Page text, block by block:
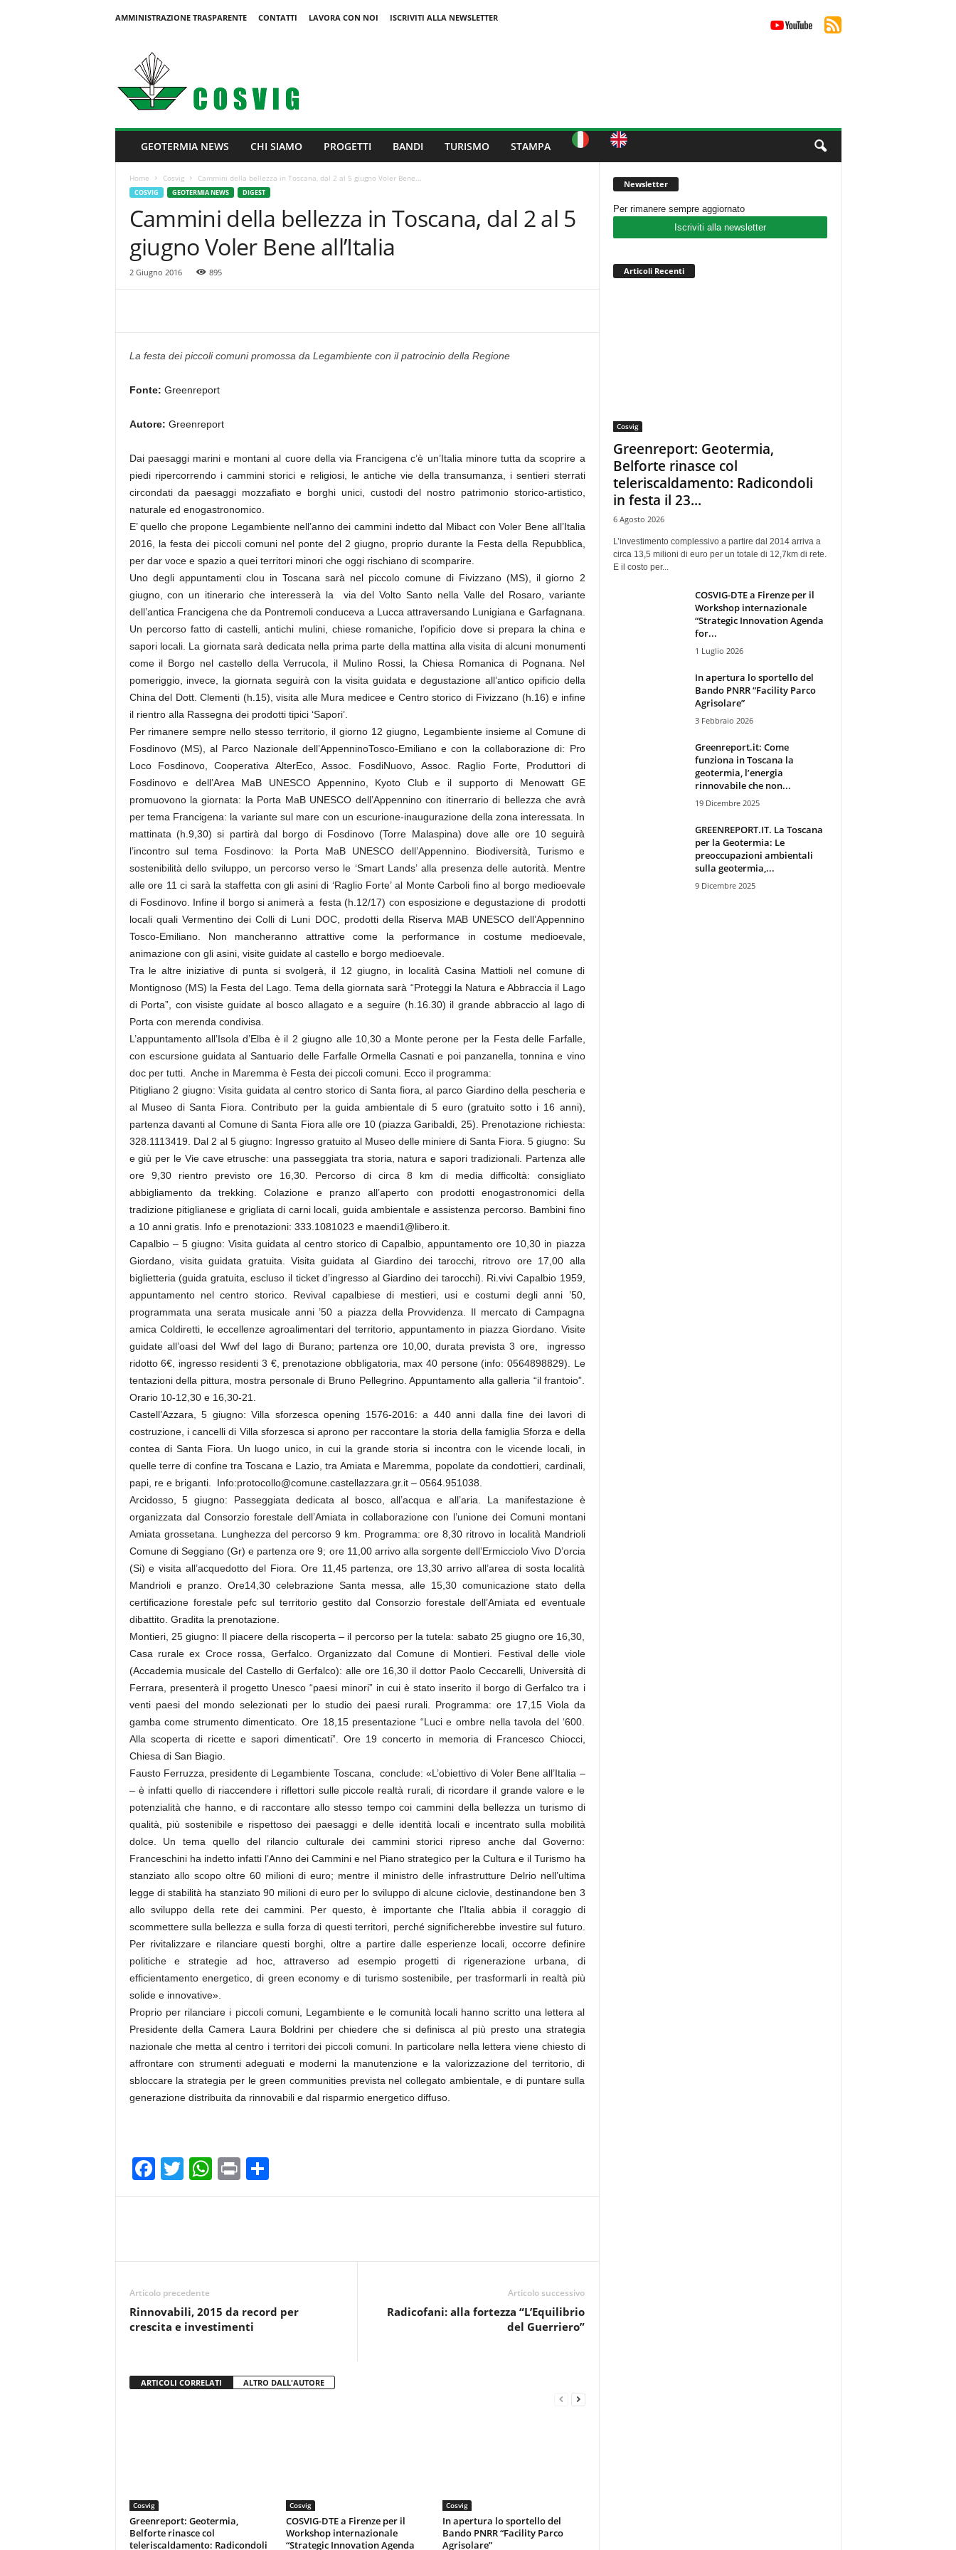
AMMINISTRAZIONE TRASPARENTE CONTATTI LAVORA CON NOI ISCRIVITI ALLA NEWSLETTER
GEOTERMIA NEWS CHI SIAMO PROGETTI BANDI TURISMO STAMPA
Home Cosvig Cammini della bellezza in Toscana, dal 2 al 5 giugno Voler Bene...
COSVIG GEOTERMIA NEWS DIGEST
Cammini della bellezza in Toscana, dal 2 al 5
giugno Voler Bene all’Italia
2 Giugno 2016 895
La festa dei piccoli comuni promossa da Legambiente con il patrocinio della Regione
Fonte: Greenreport
Autore: Greenreport
Dai paesaggi marini e montani al cuore della via Francigena c’è un’Italia minore tutta da scoprire a
piedi ripercorrendo i cammini storici e religiosi, le antiche vie della transumanza, i sentieri sterrati
circondati da paesaggi mozzafiato e borghi unici, custodi del nostro patrimonio storico-artistico,
naturale ed enogastronomico.
E’ quello che propone Legambiente nell’anno dei cammini indetto dal Mibact con Voler Bene all’Italia
2016, la festa dei piccoli comuni nel ponte del 2 giugno, proprio durante la Festa della Repubblica,
per dar voce e spazio a quei territori minori che oggi rischiano di scomparire.
Uno degli appuntamenti clou in Toscana sarà nel piccolo comune di Fivizzano (MS), il giorno 2
giugno, con un itinerario che interesserà la via del Volto Santo nella Valle del Rosaro, variante
dell’antica Francigena che da Pontremoli conduceva a Lucca attraversando Lunigiana e Garfagnana.
Un percorso fatto di castelli, antichi mulini, chiese romaniche, l’opificio dove si prepara la china e
sapori locali. La giornata sarà dedicata nella prima parte della mattina alla visita di alcuni monumenti
come il Borgo nel castello della Verrucola, il Mulino Rossi, la Chiesa Romanica di Pognana. Nel
pomeriggio, invece, la giornata seguirà con la visita guidata e degustazione all’antico opificio della
China del Dott. Clementi (h.15), visita alle Mura medicee e Centro storico di Fivizzano (h.16) e infine
il rientro alla Rassegna dei prodotti tipici ‘Sapori’.
Per rimanere sempre nello stesso territorio, il giorno 12 giugno, Legambiente insieme al Comune di
Fosdinovo (MS), al Parco Nazionale dell’AppenninoTosco-Emiliano e con la collaborazione di: Pro
Loco Fosdinovo, Cooperativa AlterEco, Assoc. FosdiNuovo, Assoc. Raglio Forte, Produttori di
Fosdinovo e dell’Area MaB UNESCO Appennino, Kyoto Club e il supporto di Menowatt GE
promuovono la giornata: la Porta MaB UNESCO dell’Appennino con itinerrario di bellezza che avrà
per tema Francigena: la variante sul mare con un escurione-inaugurazione della zona interessata. In
mattinata (h.9,30) si partirà dal borgo di Fosdinovo (Torre Malaspina) dove alle ore 10 seguirà
l’incontro sul tema Fosdinovo: la Porta MaB UNESCO dell’Appennino. Biodiversità, Turismo e
sostenibilità dello sviluppo, un percorso verso le ‘Smart Lands’ alla presenza delle autorità. Mentre
alle ore 11 ci sarà la staffetta con gli asini di ‘Raglio Forte’ al Monte Carboli fino al borgo medioevale
di Fosdinovo. Infine il borgo si animerà a festa (h.12/17) con esposizione e degustazione di prodotti
locali quali Vermentino dei Colli di Luni DOC, prodotti della Riserva MAB UNESCO dell’Appennino
Tosco-Emiliano. Non mancheranno attrattive come la performance in costume medioevale,
animazione con gli asini, visite guidate al castello e borgo medioevale.
Tra le altre iniziative di punta si svolgerà, il 12 giugno, in località Casina Mattioli nel comune di
Montignoso (MS) la Festa del Lago. Tema della giornata sarà “Proteggi la Natura e Abbraccia il Lago
di Porta”, con visiste guidate al bosco allagato e a seguire (h.16.30) il grande abbraccio al lago di
Porta con merenda condivisa.
L’appuntamento all’Isola d’Elba è il 2 giugno alle 10,30 a Monte perone per la Festa delle Farfalle,
con escursione guidata al Santuario delle Farfalle Ormella Casnati e poi panzanella, tonnina e vino
doc per tutti. Anche in Maremma è Festa dei piccoli comuni. Ecco il programma:
Pitigliano 2 giugno: Visita guidata al centro storico di Santa fiora, al parco Giardino della pescheria e
al Museo di Santa Fiora. Contributo per la guida ambientale di 5 euro (gratuito sotto i 16 anni),
partenza davanti al Comune di Santa Fiora alle ore 10 (piazza Garibaldi, 25). Prenotazione richiesta:
328.1113419. Dal 2 al 5 giugno: Ingresso gratuito al Museo delle miniere di Santa Fiora. 5 giugno: Su
e giù per le Vie cave etrusche: una passeggiata tra storia, natura e sapori tradizionali. Partenza alle
ore 9,30 rientro previsto ore 16,30. Percorso di circa 8 km di media difficoltà: consigliato
abbigliamento da trekking. Colazione e pranzo all’aperto con prodotti enogastronomici della
tradizione pitiglianese e grigliata di carni locali, guida ambientale e assistenza percorso. Bambini fino
a 10 anni gratis. Info e prenotazioni: 333.1081023 e maendi1@libero.it.
Capalbio – 5 giugno: Visita guidata al centro storico di Capalbio, appuntamento ore 10,30 in piazza
Giordano, visita guidata gratuita. Visita guidata al Giardino dei tarocchi, ritrovo ore 17,00 alla
biglietteria (guida gratuita, escluso il ticket d’ingresso al Giardino dei tarocchi). Ri.vivi Capalbio 1959,
appuntamento nel centro storico. Revival capalbiese di mestieri, usi e costumi degli anni ’50,
programmata una serata musicale anni ’50 a piazza della Provvidenza. Il mercato di Campagna
amica Coldiretti, le eccellenze agroalimentari del territorio, appuntamento in piazza Giordano. Visite
guidate all’oasi del Wwf del lago di Burano; partenza ore 10,00, durata prevista 3 ore, ingresso
ridotto 6€, ingresso residenti 3 €, prenotazione obbligatoria, max 40 persone (info: 0564898829). Le
tentazioni della pittura, mostra personale di Bruno Pellegrino. Appuntamento alla galleria “il frantoio”.
Orario 10-12,30 e 16,30-21.
Castell’Azzara, 5 giugno: Villa sforzesca opening 1576-2016: a 440 anni dalla fine dei lavori di
costruzione, i cancelli di Villa sforzesca si aprono per raccontare la storia della famiglia Sforza e della
contea di Santa Fiora. Un luogo unico, in cui la grande storia si incontra con le vicende locali, in
quelle terre di confine tra Toscana e Lazio, tra Amiata e Maremma, popolate da condottieri, cardinali,
papi, re e briganti. Info:protocollo@comune.castellazzara.gr.it – 0564.951038.
Arcidosso, 5 giugno: Passeggiata dedicata al bosco, all’acqua e all’aria. La manifestazione è
organizzata dal Consorzio forestale dell’Amiata in collaborazione con l’unione dei Comuni montani
Amiata grossetana. Lunghezza del percorso 9 km. Programma: ore 8,30 ritrovo in località Mandrioli
Comune di Seggiano (Gr) e partenza ore 9; ore 11,00 arrivo alla sorgente dell’Ermicciolo Vivo D’orcia
(Si) e visita all’acquedotto del Fiora. Ore 11,45 partenza, ore 13,30 arrivo all’area di sosta località
Mandrioli e pranzo. Ore14,30 celebrazione Santa messa, alle 15,30 comunicazione stato della
certificazione forestale pefc sul territorio gestito dal Consorzio forestale dell’Amiata ed eventuale
dibattito. Gradita la prenotazione.
Montieri, 25 giugno: Il piacere della riscoperta – il percorso per la tutela: sabato 25 giugno ore 16,30,
Casa rurale ex Croce rossa, Gerfalco. Organizzato dal Comune di Montieri. Festival delle viole
(Accademia musicale del Castello di Gerfalco): alle ore 16,30 il dottor Paolo Ceccarelli, Università di
Ferrara, presenterà il progetto Unesco “paesi minori” in cui è stato inserito il borgo di Gerfalco tra i
venti paesi del mondo selezionati per lo studio dei paesi rurali. Programma: ore 17,15 Viola da
gamba come strumento dimenticato. Ore 18,15 presentazione “Luci e ombre nella tavola del ‘600.
Alla scoperta di ricette e sapori dimenticati”. Ore 19 concerto in memoria di Francesco Chiocci,
Chiesa di San Biagio.
Fausto Ferruzza, presidente di Legambiente Toscana, conclude: «L’obiettivo di Voler Bene all’Italia –
– è infatti quello di riaccendere i riflettori sulle piccole realtà rurali, di ricordare il grande valore e le
potenzialità che hanno, e di raccontare allo stesso tempo coi cammini della bellezza un turismo di
qualità, più sostenibile e rispettoso dei paesaggi e delle identità locali e incentrato sulla mobilità
dolce. Un tema quello del rilancio culturale dei cammini storici ripreso anche dal Governo:
Franceschini ha indetto infatti l’Anno dei Cammini e nel Piano strategico per la Cultura e il Turismo ha
stanziato allo scopo oltre 60 milioni di euro; mentre il ministro delle infrastrutture Delrio nell’ultima
legge di stabilità ha stanziato 90 milioni di euro per lo sviluppo di alcune ciclovie, destinandone ben 3
allo sviluppo della rete dei cammini. Per questo, è importante che l’Italia abbia il coraggio di
scommettere sulla bellezza e sulla forza di questi territori, perché significherebbe investire sul futuro.
Per rivitalizzare e rilanciare questi borghi, oltre a partire dalle esperienze locali, occorre definire
politiche e strategie ad hoc, attraverso ad esempio progetti di rigenerazione urbana, di
efficientamento energetico, di green economy e di turismo sostenibile, per trasformarli in realtà più
solide e innovative».
Proprio per rilanciare i piccoli comuni, Legambiente e le comunità locali hanno scritto una lettera al
Presidente della Camera Laura Boldrini per chiedere che si definisca al più presto una strategia
nazionale che metta al centro i territori dei piccoli comuni. In particolare nella lettera viene chiesto di
affrontare con strumenti adeguati e moderni la manutenzione e la valorizzazione del territorio, di
sbloccare la strategia per le green communities prevista nel collegato ambientale, e di puntare sulla
generazione distribuita da rinnovabili e dal risparmio energetico diffuso.
F
a
b
o
k
T
wi
W
h
A
p
Pr
in o
vi
Articolo precedente
Rinnovabili, 2015 da record per
crescita e investimenti
Articolo successivo
Radicofani: alla fortezza “L’Equilibrio
del Guerriero”
ARTICOLI CORRELATI ALTRO DALL'AUTORE
Cosvig
Greenreport: Geotermia,
Belforte rinasce col
teleriscaldamento: Radicondoli
Cosvig
COSVIG-DTE a Firenze per il
Workshop internazionale
“Strategic Innovation Agenda
Cosvig
In apertura lo sportello del
Bando PNRR “Facility Parco
Agrisolare”
Newsletter
Per rimanere sempre aggiornato
Iscriviti alla newsletter
Articoli Recenti
Cosvig
Greenreport: Geotermia,
Belforte rinasce col
teleriscaldamento: Radicondoli
in festa il 23...
6 Agosto 2026
L’investimento complessivo a partire dal 2014 arriva a
circa 13,5 milioni di euro per un totale di 12,7km di rete.
E il costo per...
COSVIG-DTE a Firenze per il
Workshop internazionale
“Strategic Innovation Agenda
for...
1 Luglio 2026
In apertura lo sportello del
Bando PNRR “Facility Parco
Agrisolare”
3 Febbraio 2026
Greenreport.it: Come
funziona in Toscana la
geotermia, l’energia
rinnovabile che non...
19 Dicembre 2025
GREENREPORT.IT. La Toscana
per la Geotermia: Le
preoccupazioni ambientali
sulla geotermia,...
9 Dicembre 2025